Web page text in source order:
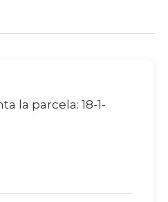
la parcela: 18-1-